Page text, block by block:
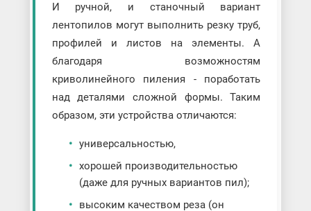
И ручной, и станочный вариант
лентопилов могут выполнить резку труб,
профилей и листов на элементы. А
благодаря возможностям
криволинейного пиления - поработать
над деталями сложной формы. Таким
образом, эти устройства отличаются:
универсальностью,
хорошей производительностью
(даже для ручных вариантов пил);
высоким качеством реза (он